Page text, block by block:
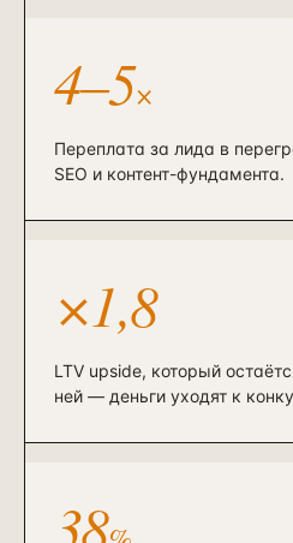
4–5×
Переплата за лида в
SEO и контент-фундамента.
×1,8
LTV upside, который
ней — деньги уходят к
38